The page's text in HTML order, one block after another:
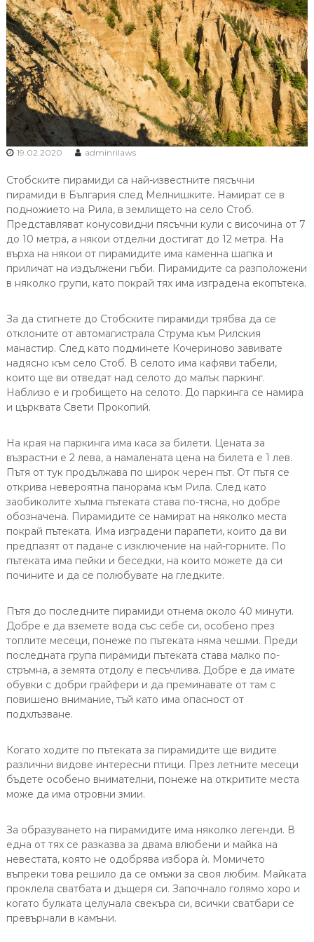
19.02.2020 adminrilaws
Стобските пирамиди са най-известните пясъчни
пирамиди в България след Мелнишките. Намират се в
подножието на Рила, в землището на село Стоб.
Представляват конусовидни пясъчни кули с височина от 7
до 10 метра, а някои отделни достигат до 12 метра. На
върха на някои от пирамидите има каменна шапка и
приличат на издължени гъби. Пирамидите са разположени
в няколко групи, като покрай тях има изградена екопътека.
За да стигнете до Стобските пирамиди трябва да се
отклоните от автомагистрала Струма към Рилския
манастир. След като подминете Кочериново завивате
надясно към село Стоб. В селото има кафяви табели,
които ще ви отведат над селото до малък паркинг.
Наблизо е и гробището на селото. До паркинга се намира
и църквата Свети Прокопий.
На края на паркинга има каса за билети. Цената за
възрастни е 2 лева, а намалената цена на билета е 1 лев.
Пътя от тук продължава по широк черен път. От пътя се
открива невероятна панорама към Рила. След като
заобиколите хълма пътеката става по-тясна, но добре
обозначена. Пирамидите се намират на няколко места
покрай пътеката. Има изградени парапети, които да ви
предпазят от падане с изключение на най-горните. По
пътеката има пейки и беседки, на които можете да си
почините и да се полюбувате на гледките.
Пътя до последните пирамиди отнема около 40 минути.
Добре е да вземете вода със себе си, особено през
топлите месеци, понеже по пътеката няма чешми. Преди
последната група пирамиди пътеката става малко по-
стръмна, а земята отдолу е песъчлива. Добре е да имате
обувки с добри грайфери и да преминавате от там с
повишено внимание, тъй като има опасност от
подхлъзване.
Когато ходите по пътеката за пирамидите ще видите
различни видове интересни птици. През летните месеци
бъдете особено внимателни, понеже на откритите места
може да има отровни змии.
За образуването на пирамидите има няколко легенди. В
една от тях се разказва за двама влюбени и майка на
невестата, която не одобрява избора ѝ. Момичето
въпреки това решило да се омъжи за своя любим. Майката
проклела сватбата и дъщеря си. Започнало голямо хоро и
когато булката целунала свекъра си, всички сватбари се
превърнали в камъни.